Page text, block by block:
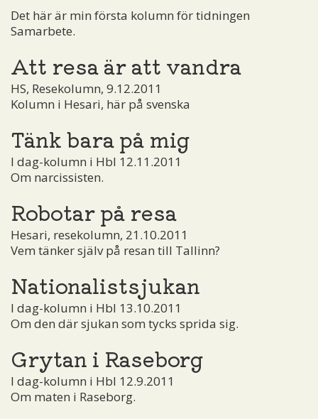
Det här är min första kolumn för tidningen
Samarbete.
Att resa är att vandra
HS, Resekolumn, 9.12.2011
Kolumn i Hesari, här på svenska
Tänk bara på mig
I dag-kolumn i Hbl 12.11.2011
Om narcissisten.
Robotar på resa
Hesari, resekolumn, 21.10.2011
Vem tänker själv på resan till Tallinn?
Nationalistsjukan
I dag-kolumn i Hbl 13.10.2011
Om den där sjukan som tycks sprida sig.
Grytan i Raseborg
I dag-kolumn i Hbl 12.9.2011
Om maten i Raseborg.